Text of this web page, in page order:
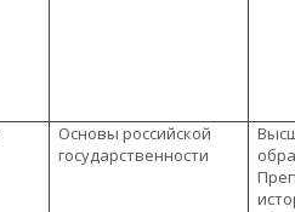
Основы российской
государственности